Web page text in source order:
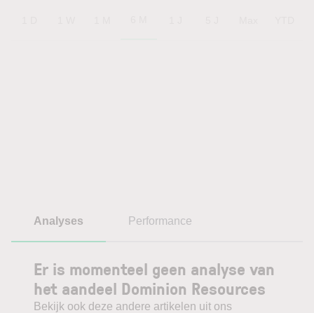
Analyses Performance
Er is momenteel geen analyse van
het aandeel Dominion Resources
Bekijk ook deze andere artikelen uit ons